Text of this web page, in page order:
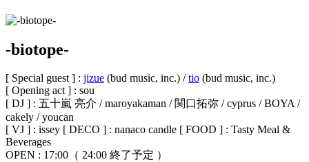
-biotope-
[ Special guest ] : jizue (bud music, inc.) /tio (bud music, inc.)
[ Opening act ] : sou
[ DJ ] : 五十嵐 亮介 / maroyakaman / 関口拓弥 / cyprus / BOYA /
cakely / youcan
[ VJ ] : issey [ DECO ] : nanaco candle [ FOOD ] : Tasty Meal &
Beverages
OPEN : 17:00（ 24:00 終了予定 ）